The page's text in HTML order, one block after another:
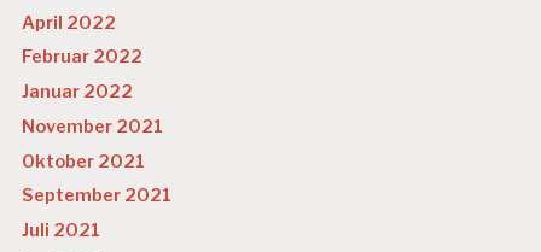
April 2022
Februar 2022
Januar 2022
November 2021
Oktober 2021
September 2021
Juli 2021